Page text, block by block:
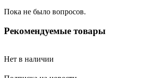
Пока не было вопросов.
Рекомендуемые товары
Нет в наличии